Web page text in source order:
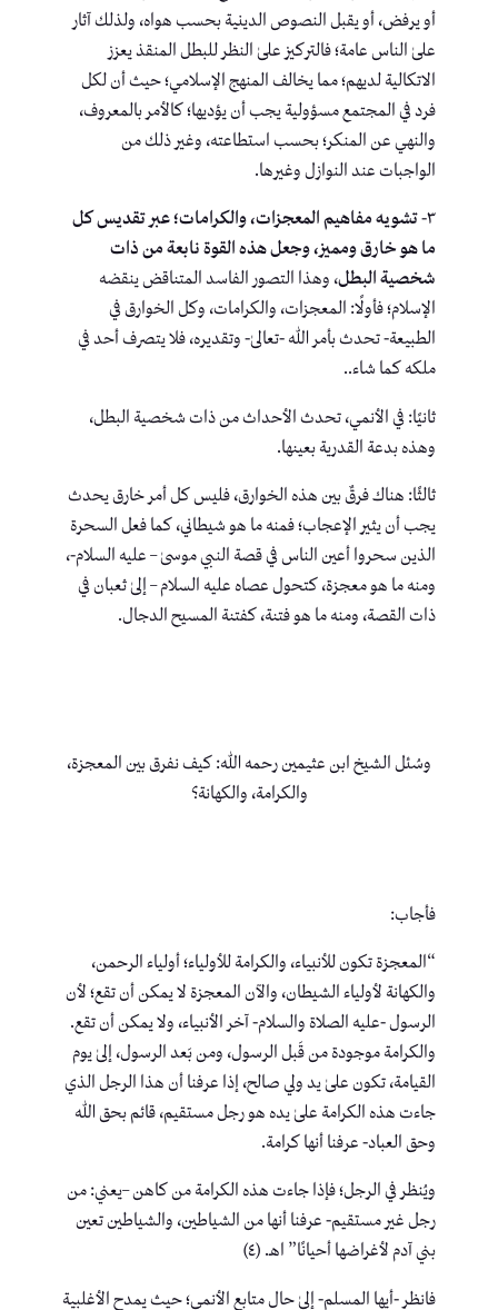
أو يرفض، أو يقبل النصوص الدينية بحسب هواه، ولذلك آثار
علىٰ الناس عامة؛ فالتركيز علىٰ النظر للبطل المنقذ يعزز
الاتكالية لديهم؛ مما يخالف المنهج الإسلامي؛ حيث أن لكل
فرد في المجتمع مسؤولية يجب أن يؤديها؛ كالأمر بالمعروف،
والنهي عن المنكر؛ بحسب استطاعته، وغير ذلك من
الواجبات عند النوازل وغيرها.
٣- تشويه مفاهيم المعجزات، والكرامات؛ عبر تقديس كل
ما هو خارق ومميز، وجعل هذه القوة نابعة من ذات
شخصية البطل، وهذا التصور الفاسد المتناقض ينقضه
الإسلام؛ فأولًا: المعجزات، والكرامات، وكل الخوارق في
الطبيعة- تحدث بأمر الله -تعالىٰ- وتقديره، فلا يتصرف أحد في
ملكه كما شاء..
ثانيًا: في الأنمي، تحدث الأحداث من ذات شخصية البطل،
وهذه بدعة القدرية بعينها.
ثالثًا: هناك فرقٌ بين هذه الخوارق، فليس كل أمر خارق يحدث
يجب أن يثير الإعجاب؛ فمنه ما هو شيطاني، كما فعل السحرة
الذين سحروا أعين الناس في قصة النبي موسىٰ – عليه السلام-،
ومنه ما هو معجزة، كتحول عصاه عليه السلام – إلىٰ ثعبان في
ذات القصة، ومنه ما هو فتنة، كفتنة المسيح الدجال.
وسُئل الشيخ ابن عثيمين رحمه الله: كيف نفرق بين المعجزة،
والكرامة، والكهانة؟
فأجاب:
“المعجزة تكون للأنبياء، والكرامة للأولياء؛ أولياء الرحمن،
والكهانة لأولياء الشيطان، والآن المعجزة لا يمكن أن تقع؛ لأن
الرسول -عليه الصلاة والسلام- آخر الأنبياء، ولا يمكن أن تقع.
والكرامة موجودة من قَبل الرسول، ومن بَعد الرسول، إلىٰ يوم
القيامة، تكون علىٰ يد ولي صالح، إذا عرفنا أن هذا الرجل الذي
جاءت هذه الكرامة علىٰ يده هو رجل مستقيم، قائم بحق الله
وحق العباد- عرفنا أنها كرامة.
ويُنظر في الرجل؛ فإذا جاءت هذه الكرامة من كاهن –يعني: من
رجل غير مستقيم- عرفنا أنها من الشياطين، والشياطين تعين
بني آدم لأغراضها أحيانًا” اهـ. (٤)
فانظر -أيها المسلم- إلىٰ حال متابع الأنمي؛ حيث يمدح الأغلبية